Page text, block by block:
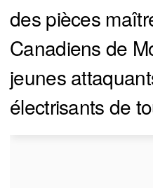
des pièces
Canadiens de
jeunes
électrisants de